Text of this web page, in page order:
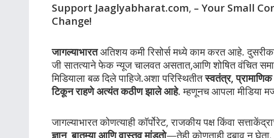
Support Jaaglyabharat.com, – Your Small
Change!
जागल्याभारतअतिशय कमी रिसोर्स मध्ये काम करत आहे.
जी सातत्याने फेक न्यूज चालवत असतात,आणि शोषित वंचित
मिडियाला बळ दिले पाहिजे.अशा परिस्थितीतस्वतंत्र,
टिकून राहणे अत्यंत कठीण झाले आहे. म्हणूनच आपला मीडिया
जागल्याभारत कोणत्याही कॉर्पोरेट, राजकीय पक्ष किंवा
ज्ञान, बातम्या आणि वास्तव मांडतो—तेही कोणताही दबाव न घेता.